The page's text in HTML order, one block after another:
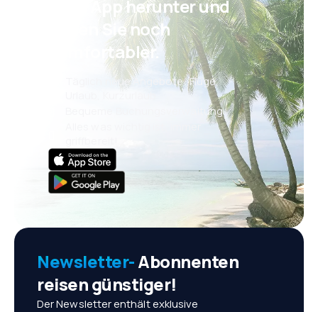
eSky App herunter und
reisen Sie noch
komfortabler.
Täglich neue Angebote: Flüge,
Bequeme Buchungsverwaltung
Newsletter-Abonnenten
reisen günstiger!
Der Newsletter enthält exklusive